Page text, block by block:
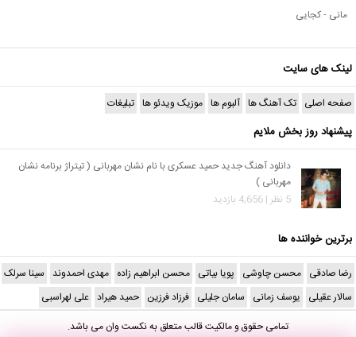
مانی - کجایی
لینک های سایت
صفحه اصلی تک آهنگ ها آلبوم ها موزیک ویدئو ها تبلیغات
پیشنهاد روز بخش ملایم
دانلود آهنگ جدید حمید عسکری با نام نشان مهربانی ( تیتراژ برنامه نشان
مهربانی )
5 نظر | 4,656 بازدید
برترین خواننده ها
رضا صادقی محسن چاوشی پویا بیاتی محسن ابراهیم زاده مهدی احمدوند سینا سرلک
سالار عقیلی یوسف زمانی سامان جلیلی فرزاد فرزین حمید هیراد علی لهراسبی
تمامی حقوق و مالکیت قالب متعلق بهنکست وانمی باشد.